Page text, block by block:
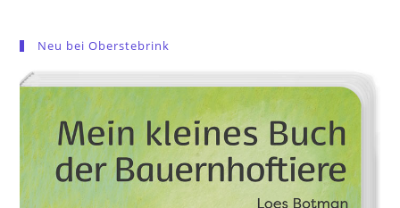
Neu bei Oberstebrink